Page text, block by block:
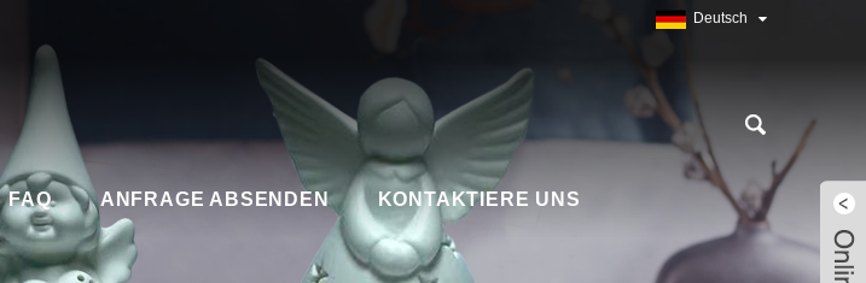
Deutsch
FAQ ANFRAGE ABSENDEN KONTAKTIERE UNS